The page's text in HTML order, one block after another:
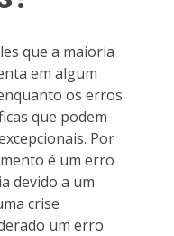
que a maioria
em algum
os erros
que podem
Por
é um erro
devido a um
crise
um erro